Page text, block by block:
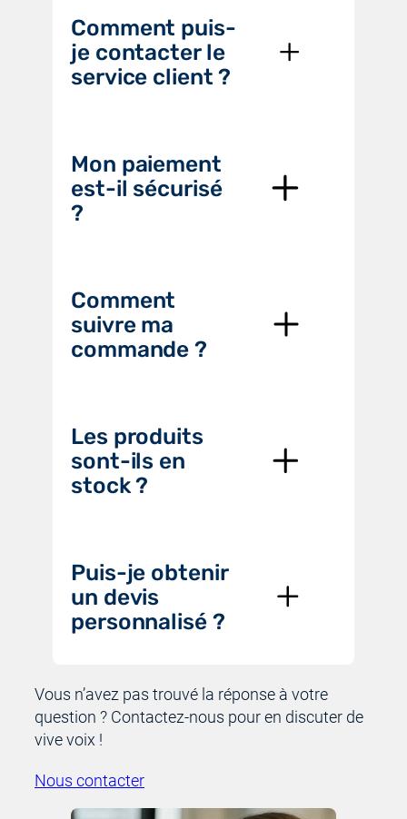
Comment puis-
je contacter le
service client ?
Mon paiement
est-il sécurisé
?
Comment
suivre ma
commande ?
Les produits
sont-ils en
stock ?
Puis-je obtenir
un devis
personnalisé ?
Vous n’avez pas trouvé la réponse à votre
question ? Contactez-nous pour en discuter de
vive voix !
Nous contacter